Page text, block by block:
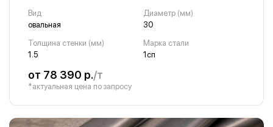
Вид
овальная
Диаметр (мм)
30
Толщина стенки (мм)
1.5
Марка стали
1сп
от 78 390 р./т
*актуальная цена по запросу